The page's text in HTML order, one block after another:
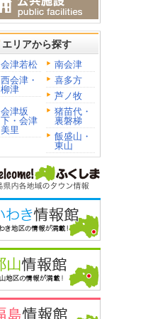
エリアから探す
会津若松
南会津
西会津・
柳津
喜多方
芦ノ牧
会津坂
下・会津
美里
猪苗代・
裏磐梯
飯盛山・
東山